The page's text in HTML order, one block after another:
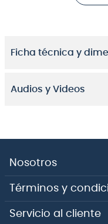
repuesto o un
Números
Ficha técnica y
Audios y Videos
Nosotros
Términos y
Servicio al cliente